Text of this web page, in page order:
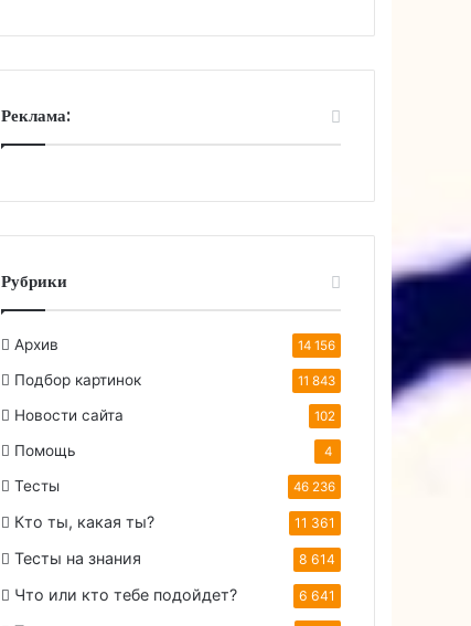
Реклама:
Рубрики
Архив 14 156
Подбор картинок 11 843
Новости сайта 102
Помощь 4
Тесты 46 236
Кто ты, какая ты? 11 361
Тесты на знания 8 614
Что или кто тебе подойдет? 6 641